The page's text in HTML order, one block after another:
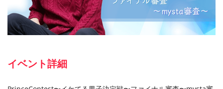
イベント詳細